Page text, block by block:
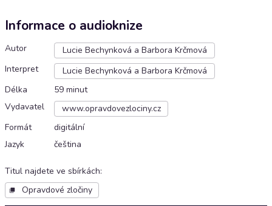
Informace o audioknize
Autor
Lucie Bechynková a Barbora Krčmová
Interpret
Lucie Bechynková a Barbora Krčmová
Délka
59 minut
Vydavatel
www.opravdovezlociny.cz
Formát
digitální
Jazyk
čeština
Titul najdete ve sbírkách:
Opravdové zločiny